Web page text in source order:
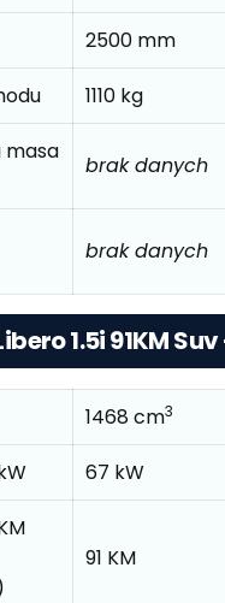
2500 mm
1110 kg
masa
brak danych
brak danych
1.5i 91KM
1468 cm3
67 kW
91 KM